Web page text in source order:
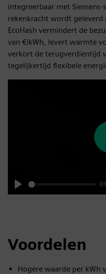
integreerbaar met
rekenkracht wordt
EcoHash vermindert de
van €/kWh, levert warmte
verkort de terugverdientijd
tegelijkertijd flexibele
Play
Voordelen
Hogere waarde per kWh